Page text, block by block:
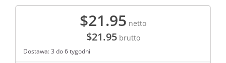
$21.95 netto
$21.95brutto
Dostawa: 3 do 6 tygodni